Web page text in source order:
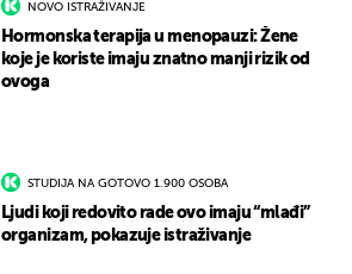
NOVO ISTRAŽIVANJE
Hormonska terapija u menopauzi: Žene
koje je koriste imaju znatno manji rizik od
ovoga
STUDIJA NA GOTOVO 1.900 OSOBA
Ljudi koji redovito rade ovo imaju “mlađi”
organizam, pokazuje istraživanje